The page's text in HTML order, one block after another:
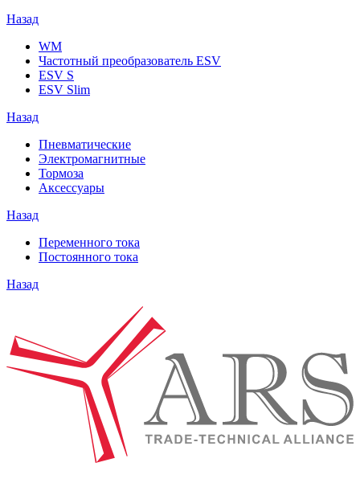
Назад
WM
Частотный преобразователь ESV
ESV S
ESV Slim
Назад
Пневматические
Электромагнитные
Тормоза
Аксессуары
Назад
Переменного тока
Постоянного тока
Назад